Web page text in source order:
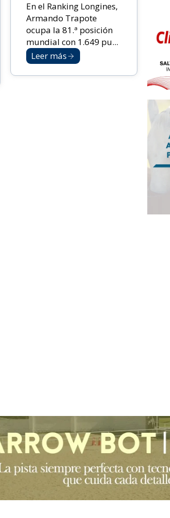
En el Ranking Longines,
Armando Trapote
ocupa la 81.ª posición
mundial con 1.649 pu...
Leer más